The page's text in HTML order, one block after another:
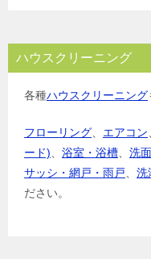
ハウスクリーニング
各種ハウスクリーニング
フローリング エアコン
ード)
浴室・浴槽 洗
サッシ・網戸・雨戸
洗
ださい。